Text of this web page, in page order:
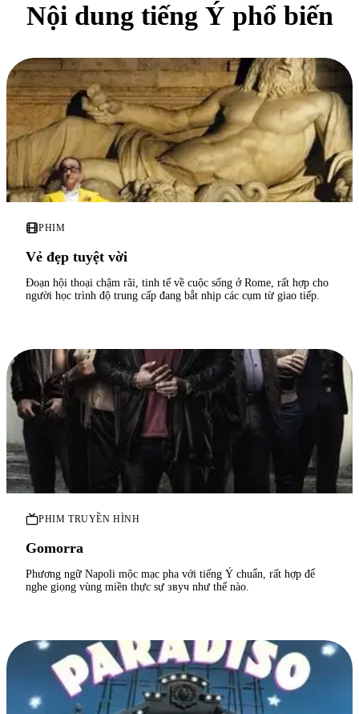
Nội dung tiếng Ý phổ biến
PHIM
Vẻ đẹp tuyệt vời
Đoạn hội thoại chậm rãi, tinh tế về cuộc sống ở Rome, rất hợp cho
người học trình độ trung cấp đang bắt nhịp các cụm từ giao tiếp.
PHIM TRUYỀN HÌNH
Gomorra
Phương ngữ Napoli mộc mạc pha với tiếng Ý chuẩn, rất hợp để
nghe giọng vùng miền thực sự звуч như thế nào.